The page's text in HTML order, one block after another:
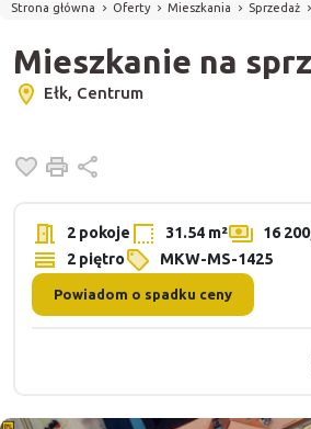
Strona główna Oferty Mieszkania Sprzedaż
Mieszkanie na
Ełk, Centrum
Dodaj do ulubionych
Drukuj
2 pokoje 31.54 m² 16
2 piętro MKW-MS-1425
Powiadom o spadku ceny